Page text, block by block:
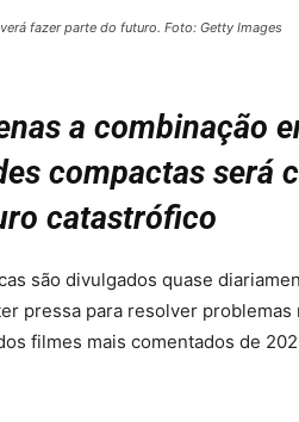
fazer parte do futuro. Foto: Getty Images
a combinação
compactas será
catastrófico
são divulgados quase
pressa para resolver problemas
filmes mais comentados de